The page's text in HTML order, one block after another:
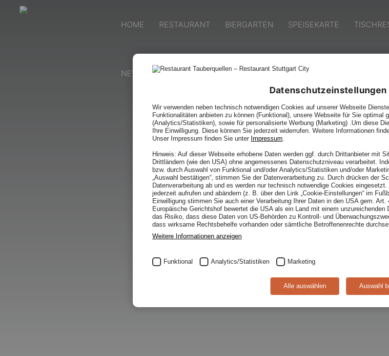
HOME RESTAURANT BIERGARTEN SPEISEKARTE
NEWS & EVENTS KONTAKT
Datenschutzeinstellungen
Wir verwenden neben technisch notwendigen Cookies auf unserer Webseite
Funktionalitäten anbieten zu können (Funktional), unsere Webseite für Sie optimal
(Analytics/Statistiken), sowie für personalisierte Werbung (Marketing) .Um diese
Ihre Einwilligung. Diese können Sie jederzeit widerrufen. Weitere Informationen
Unser Impressum finden Sie unter Impressum.
Hinweis: Auf dieser Webseite erhobene Daten werden ggf. durch Drittanbieter mit
Drittländern (wie den USA) ohne angemessenes Datenschutzniveau verarbeitet.
bzw. durch Auswahl von Funktional und/oder Analytics/Statistiken und/oder
„Auswahl bestätigen“, stimmen Sie der Datenverarbeitung zu. Durch drücken der
Datenverarbeitung ab und es werden nur technisch notwendige Cookies
jederzeit aufrufen und abändern (z. B. über den Link „Cookie-Einstellungen“ im
Einwilligung stimmen Sie auch einer Verarbeitung Ihrer Daten in den USA gem.
Europäische Gerichtshof bewertet die USA als ein Land mit einem
das Risiko, dass diese Daten von US-Behörden zu Kontroll- und
dass wirksame Rechtsbehelfe vorhanden oder sämtliche Betroffenenrechte
Weitere Informationen anzeigen
Funktional Analytics/Statistiken Marketing
Alle auswählen Auswahl